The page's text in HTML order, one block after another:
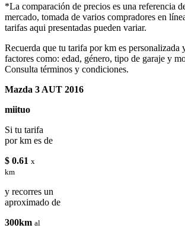
*La comparación de precios es una referencia
mercado, tomada de varios compradores en
tarifas aqui presentadas pueden variar.
Recuerda que tu tarifa por km es personalizada
factores como: edad, género, tipo de garaje y
Consulta términos y condiciones.
Mazda 3 AUT 2016
miituo
Si tu tarifa
por km es de
$ 0.61 x
km
y recorres un
aproximado de
300km al